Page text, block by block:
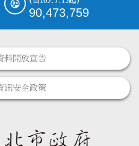
90,473,759
料開放宣告
訊安全政策